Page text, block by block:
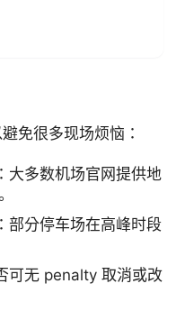
免很多现场烦恼：
大多数机场官网提供地
部分停车场在高峰时段
可无 penalty 取消或改